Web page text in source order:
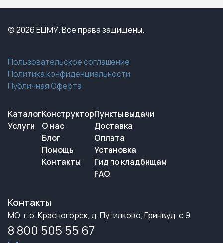
© 2026 ЕЦМУ. Все права защищены.
Пользовательское соглашение
Политика конфиденциальности
Публичная Оферта
Каталог
Услуги
Конструктор
О нас
Блог
Помощь
Контакты
Пункты выдачи
Доставка
Оплата
Установка
Гид по кладбищам
FAQ
Контакты
МО, г.о. Красногорск, д. Путилково, Гринвуд, с.9
8 800 505 55 67